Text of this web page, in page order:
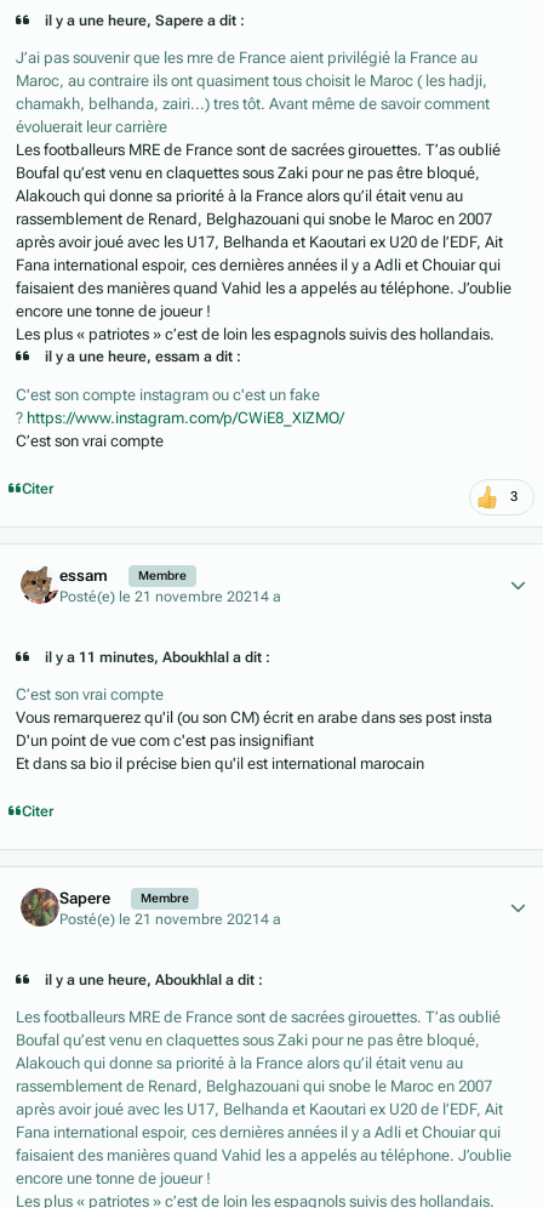
il y a une heure, Sapere a dit :
J’ai pas souvenir que les mre de France aient privilégié la France au
Maroc, au contraire ils ont quasiment tous choisit le Maroc ( les hadji,
chamakh, belhanda, zairi...) tres tôt. Avant même de savoir comment
évoluerait leur carrière
Les footballeurs MRE de France sont de sacrées girouettes. T’as oublié
Boufal qu’est venu en claquettes sous Zaki pour ne pas être bloqué,
Alakouch qui donne sa priorité à la France alors qu’il était venu au
rassemblement de Renard, Belghazouani qui snobe le Maroc en 2007
après avoir joué avec les U17, Belhanda et Kaoutari ex U20 de l’EDF, Ait
Fana international espoir, ces dernières années il y a Adli et Chouiar qui
faisaient des manières quand Vahid les a appelés au téléphone. J’oublie
encore une tonne de joueur !
Les plus « patriotes » c’est de loin les espagnols suivis des hollandais.
il y a une heure, essam a dit :
C'est son compte instagram ou c'est un fake
? https://www.instagram.com/p/CWiE8_XIZMO/
C’est son vrai compte
Citer 3
essam Membre
Posté(e) le 21 novembre 20214 a
il y a 11 minutes, Aboukhlal a dit :
C’est son vrai compte
Vous remarquerez qu'il (ou son CM) écrit en arabe dans ses post insta
D'un point de vue com c'est pas insignifiant
Et dans sa bio il précise bien qu'il est international marocain
Citer
Sapere Membre
Posté(e) le 21 novembre 20214 a
il y a une heure, Aboukhlal a dit :
Les footballeurs MRE de France sont de sacrées girouettes. T’as oublié
Boufal qu’est venu en claquettes sous Zaki pour ne pas être bloqué,
Alakouch qui donne sa priorité à la France alors qu’il était venu au
rassemblement de Renard, Belghazouani qui snobe le Maroc en 2007
après avoir joué avec les U17, Belhanda et Kaoutari ex U20 de l’EDF, Ait
Fana international espoir, ces dernières années il y a Adli et Chouiar qui
faisaient des manières quand Vahid les a appelés au téléphone. J’oublie
encore une tonne de joueur !
Les plus « patriotes » c’est de loin les espagnols suivis des hollandais.